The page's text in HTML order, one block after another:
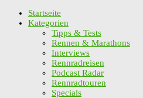
Startseite
Kategorien
Tipps & Tests
Rennen & Marathons
Interviews
Rennradreisen
Podcast Radar
Rennradtouren
Specials